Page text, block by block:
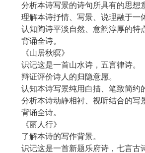
分析本诗写景的诗句所具有的思想意
理解本诗抒情、写景、说理融于一体
认知陶诗平淡自然、意韵淳厚的特点
背诵全诗。
《山居秋暝》
识记这是一首山水诗，五言律诗。
辩证评价诗人的归隐意愿。
认知本诗写景纯用白描、笔致简约的
分析本诗动静相衬、视听结合的写景
背诵全诗。
《丽人行》
了解本诗的写作背景。
识记这是一首新题乐府诗，七言古诗